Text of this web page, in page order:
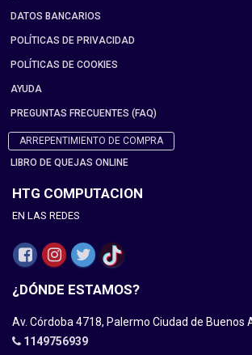
DATOS BANCARIOS
POLÍTICAS DE PRIVACIDAD
POLÍTICAS DE COOKIES
AYUDA
PREGUNTAS FRECUENTES (FAQ)
ARREPENTIMIENTO DE COMPRA
LIBRO DE QUEJAS ONLINE
HTG COMPUTACION
EN LAS REDES
¿DÓNDE ESTAMOS?
Av. Córdoba 4718, Palermo Ciudad de Buenos
1149756939